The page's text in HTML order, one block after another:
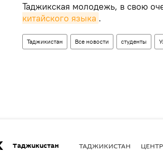
Таджикская молодежь, в свою
китайского языка .
Таджикистан Все новости студенты
Таджикистан ТАДЖИКИСТАН